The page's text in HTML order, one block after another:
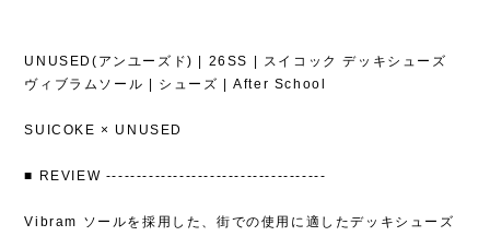
UNUSED(アンユーズド) | 26SS | スイコック デッキシューズ
ヴィブラムソール | シューズ | After School
SUICOKE × UNUSED
■ REVIEW ------------------------------------
Vibram ソールを採用した、街での使用に適したデッキシューズ